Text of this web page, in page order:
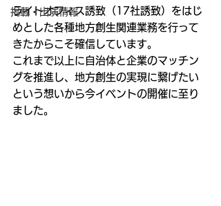
掲載・出演情報
ライトオフィス誘致（17社誘致）をはじ
めとした各種地方創生関連業務を行って
きたからこそ確信しています。
これまで以上に自治体と企業のマッチン
グを推進し、地方創生の実現に繋げたい
という想いから今イベントの開催に至り
ました。